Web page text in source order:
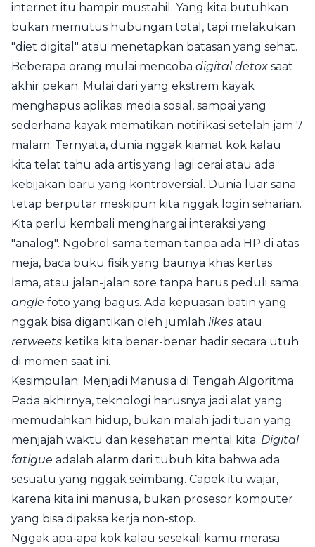
internet itu hampir mustahil. Yang kita butuhkan
bukan memutus hubungan total, tapi melakukan
"diet digital" atau menetapkan batasan yang sehat.
Beberapa orang mulai mencoba digital detox saat
akhir pekan. Mulai dari yang ekstrem kayak
menghapus aplikasi media sosial, sampai yang
sederhana kayak mematikan notifikasi setelah jam 7
malam. Ternyata, dunia nggak kiamat kok kalau
kita telat tahu ada artis yang lagi cerai atau ada
kebijakan baru yang kontroversial. Dunia luar sana
tetap berputar meskipun kita nggak login seharian.
Kita perlu kembali menghargai interaksi yang
"analog". Ngobrol sama teman tanpa ada HP di atas
meja, baca buku fisik yang baunya khas kertas
lama, atau jalan-jalan sore tanpa harus peduli sama
angle foto yang bagus. Ada kepuasan batin yang
nggak bisa digantikan oleh jumlah likes atau
retweets ketika kita benar-benar hadir secara utuh
di momen saat ini.
Kesimpulan: Menjadi Manusia di Tengah Algoritma
Pada akhirnya, teknologi harusnya jadi alat yang
memudahkan hidup, bukan malah jadi tuan yang
menjajah waktu dan kesehatan mental kita. Digital
fatigue adalah alarm dari tubuh kita bahwa ada
sesuatu yang nggak seimbang. Capek itu wajar,
karena kita ini manusia, bukan prosesor komputer
yang bisa dipaksa kerja non-stop.
Nggak apa-apa kok kalau sesekali kamu merasa